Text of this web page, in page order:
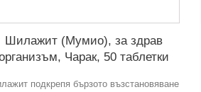
Шилажит (Мумио), за здрав
Чарак, 50 таблетки
подкрепя бързото възстановяване